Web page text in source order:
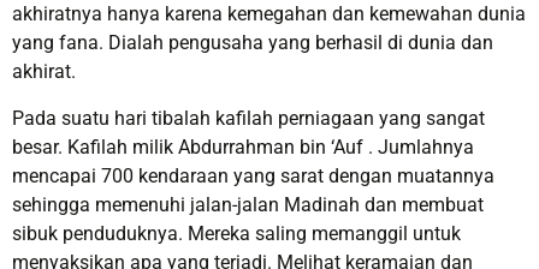
akhiratnya hanya karena kemegahan dan kemewahan dunia
yang fana. Dialah pengusaha yang berhasil di dunia dan
akhirat.
Pada suatu hari tibalah kafilah perniagaan yang sangat
besar. Kafilah milik Abdurrahman bin ‘Auf . Jumlahnya
mencapai 700 kendaraan yang sarat dengan muatannya
sehingga memenuhi jalan-jalan Madinah dan membuat
sibuk penduduknya. Mereka saling memanggil untuk
menyaksikan apa yang terjadi. Melihat keramaian dan